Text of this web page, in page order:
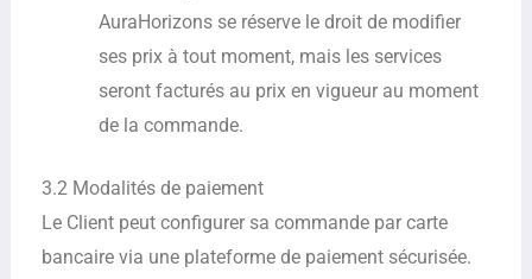
AuraHorizons se réserve le droit de modifier
ses prix à tout moment, mais les services
seront facturés au prix en vigueur au moment
de la commande.
3.2 Modalités de paiement
Le Client peut configurer sa commande par carte
bancaire via une plateforme de paiement sécurisée.